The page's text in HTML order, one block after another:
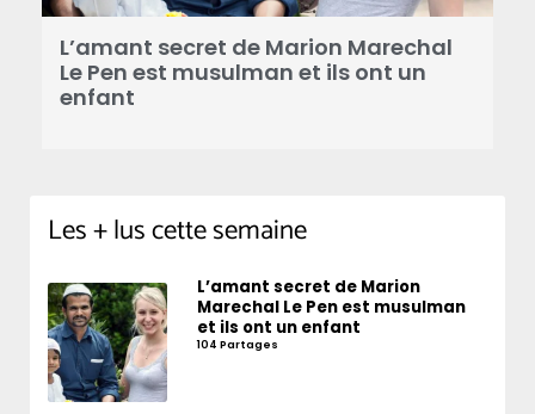
L’amant secret de Marion Marechal
Le Pen est musulman et ils ont un
enfant
Les + lus cette semaine
L’amant secret de Marion
Marechal Le Pen est musulman
et ils ont un enfant
104 Partages